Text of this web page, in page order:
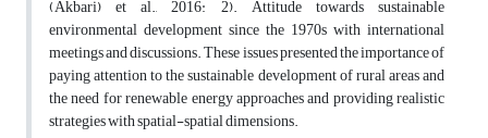
(Akbari) et al., 2016: 2). Attitude towards sustainable
environmental development since the 1970s with international
meetings and discussions. These issues presented the importance of
paying attention to the sustainable development of rural areas and
the need for renewable energy approaches and providing realistic
strategies with spatial-spatial dimensions.